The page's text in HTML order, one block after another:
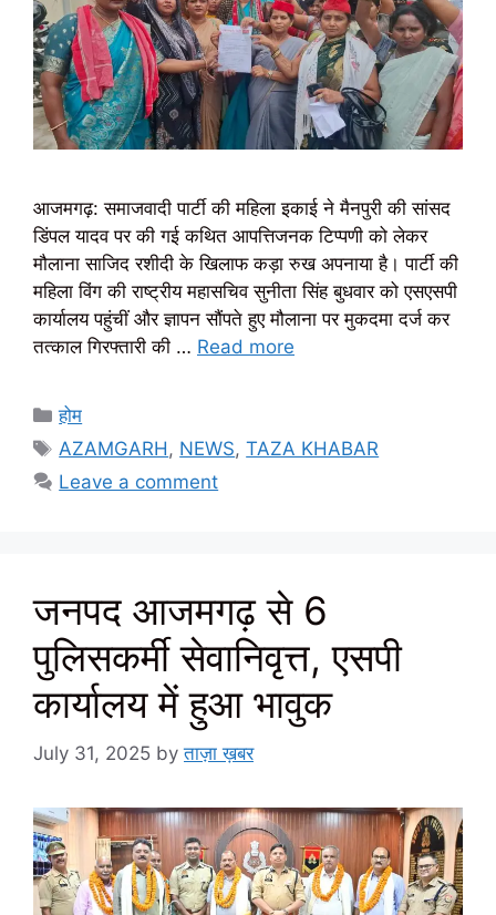
आजमगढ़: समाजवादी पार्टी की महिला इकाई ने मैनपुरी की सांसद
डिंपल यादव पर की गई कथित आपत्तिजनक टिप्पणी को लेकर
मौलाना साजिद रशीदी के खिलाफ कड़ा रुख अपनाया है। पार्टी की
महिला विंग की राष्ट्रीय महासचिव सुनीता सिंह बुधवार को एसएसपी
कार्यालय पहुंचीं और ज्ञापन सौंपते हुए मौलाना पर मुकदमा दर्ज कर
तत्काल गिरफ्तारी की … Read more
Categories
होम
Tags
AZAMGARH, NEWS,TAZA KHABAR
Leave a comment
जनपद आजमगढ़ से 6
पुलिसकर्मी सेवानिवृत्त, एसपी
कार्यालय में हुआ भावुक
July 31, 2025 byताज़ा ख़बर